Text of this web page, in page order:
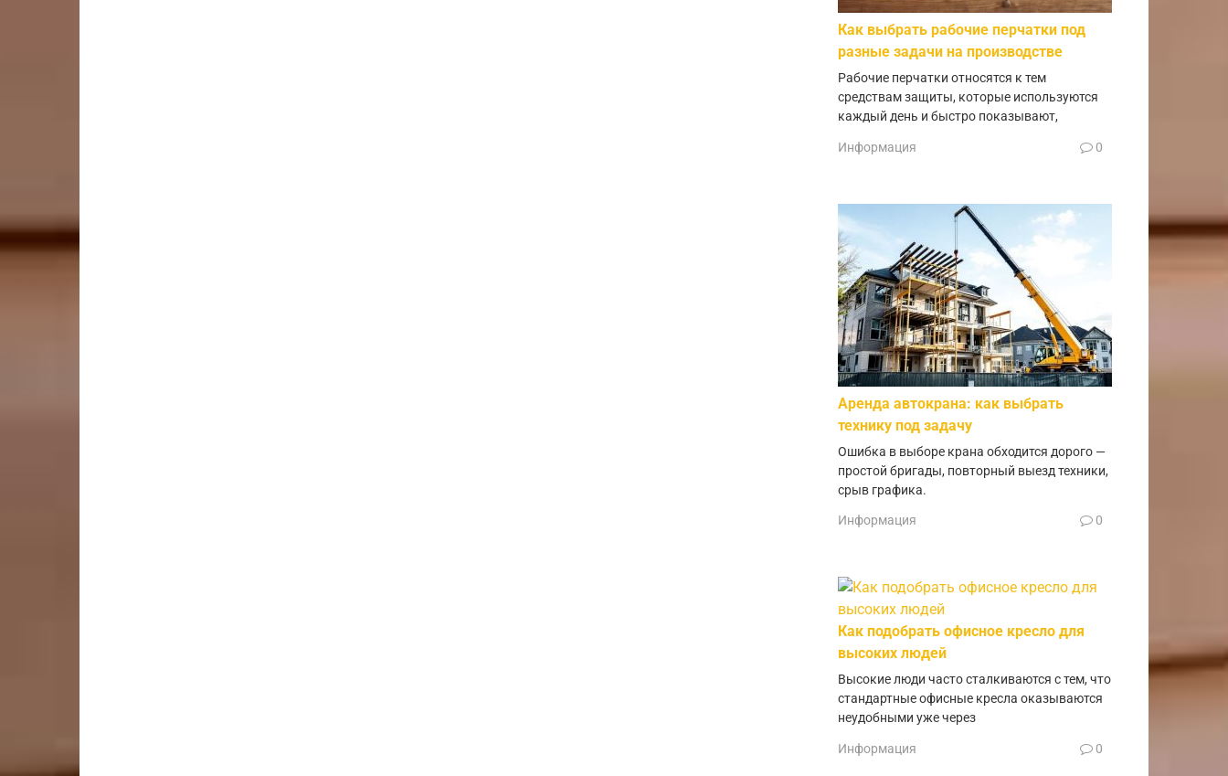
Как выбрать рабочие перчатки под
разные задачи на производстве
Рабочие перчатки относятся к тем
средствам защиты, которые используются
каждый день и быстро показывают,
Информация 0
Аренда автокрана: как выбрать
технику под задачу
Ошибка в выборе крана обходится дорого —
простой бригады, повторный выезд техники,
срыв графика.
Информация 0
Как подобрать офисное кресло для
высоких людей
Высокие люди часто сталкиваются с тем, что
стандартные офисные кресла оказываются
неудобными уже через
Информация 0